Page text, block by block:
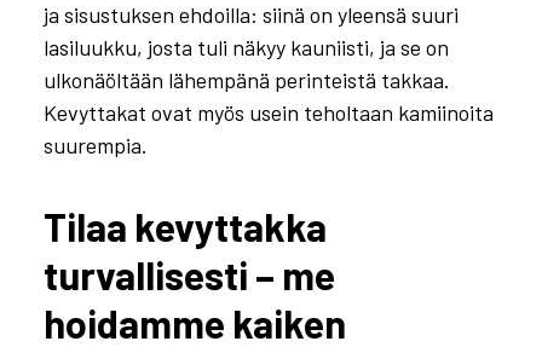
ja sisustuksen ehdoilla: siinä on yleensä suuri
lasiluukku, josta tuli näkyy kauniisti, ja se on
ulkonäöltään lähempänä perinteistä takkaa.
Kevyttakat ovat myös usein teholtaan kamiinoita
suurempia.
Tilaa kevyttakka
turvallisesti – me
hoidamme kaiken